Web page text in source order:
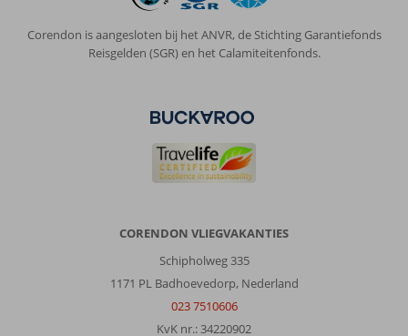
Corendon is aangesloten bij het ANVR, de Stichting Garantiefonds
Reisgelden (SGR) en het Calamiteitenfonds.
CORENDON VLIEGVAKANTIES
Schipholweg 335
1171 PL Badhoevedorp, Nederland
023 7510606
KvK nr.: 34220902